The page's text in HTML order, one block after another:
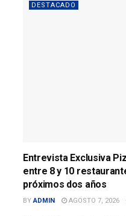
DESTACADO
Entrevista Exclusiva
entre 8 y 10
próximos dos años
BY ADMIN AGOSTO 7, 2026